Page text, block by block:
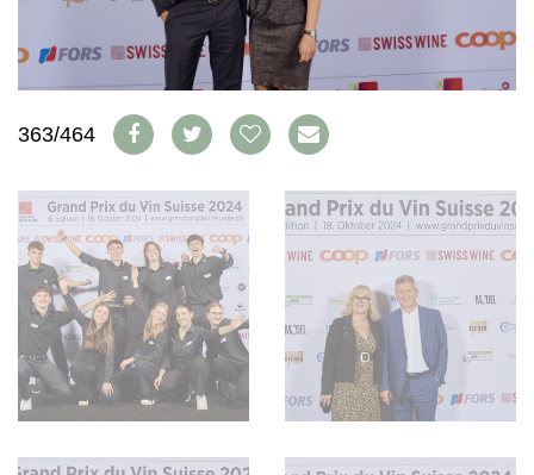
AUSGABE
ARCHIV
VORTEILSWELT
PORTRAITS
AWARDS
GEWINNSPIELE
VORTEILSWELT
TRINKREIFETABELLE
ABO
WEINSUCHE
NEWSLETTER
WINE TRADE CLUB
REDAKTION
JOBS
WERBUNG
IMPRESSUM
363/464